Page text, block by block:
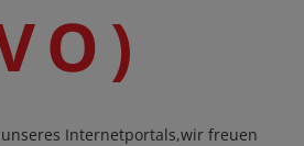
Internetportals,wir freuen